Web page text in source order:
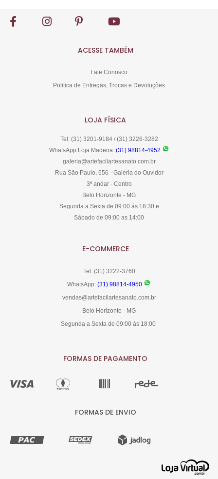
ACESSE TAMBÉM
Fale Conosco
Politica de Entregas, Trocas e Devoluções
LOJA FÍSICA
Tel: (31) 3201-9184 / (31) 3226-3282
WhatsApp Loja Madeira: (31) 98814-4952
galeria@artefacilartesanato.com.br
Rua São Paulo, 656 - Galeria do Ouvidor
3º andar - Centro
Belo Horizonte - MG
Segunda a Sexta de 09:00 ás 18:30 e
Sábado de 09:00 as 14:00
E-COMMERCE
Tel: (31) 3222-3760
WhatsApp: (31) 98814-4950
vendas@artefacilartesanato.com.br
Belo Horizonte - MG
Segunda a Sexta de 09:00 ás 18:00
FORMAS DE PAGAMENTO
FORMAS DE ENVIO